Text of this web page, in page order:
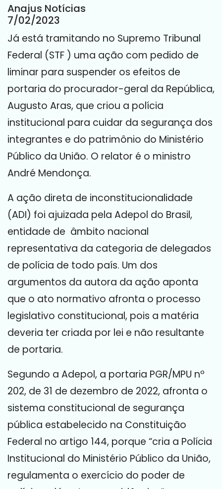
Anajus Notícias
7/02/2023
Já está tramitando no Supremo Tribunal
Federal (STF ) uma ação com pedido de
liminar para suspender os efeitos de
portaria do procurador-geral da República,
Augusto Aras, que criou a polícia
institucional para cuidar da segurança dos
integrantes e do patrimônio do Ministério
Público da União. O relator é o ministro
André Mendonça.
A ação direta de inconstitucionalidade
(ADI) foi ajuizada pela Adepol do Brasil,
entidade de âmbito nacional
representativa da categoria de delegados
de polícia de todo país. Um dos
argumentos da autora da ação aponta
que o ato normativo afronta o processo
legislativo constitucional, pois a matéria
deveria ter criada por lei e não resultante
de portaria.
Segundo a Adepol, a portaria PGR/MPU nº
202, de 31 de dezembro de 2022, afronta o
sistema constitucional de segurança
pública estabelecido na Constituição
Federal no artigo 144, porque “cria a Polícia
Institucional do Ministério Público da União,
regulamenta o exercício do poder de